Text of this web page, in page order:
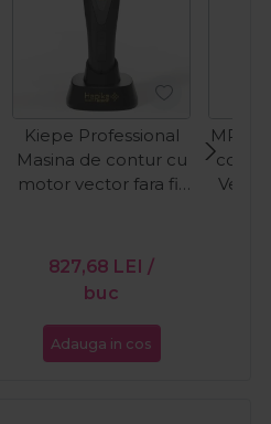
Kiepe Professional
Masina de contur cu
motor vector fara fir
827,68 LEI /
buc
Adauga in cos
MRD